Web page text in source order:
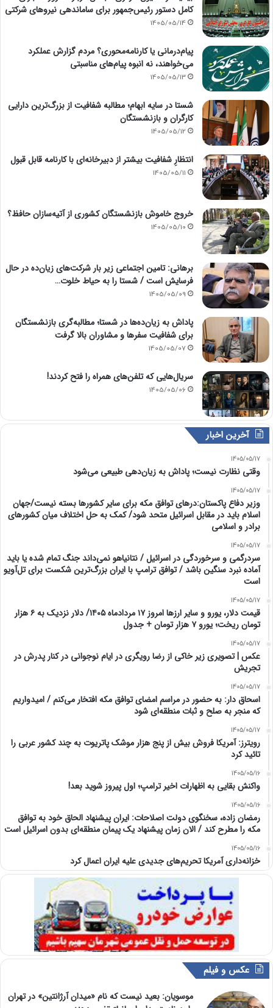
کامل دستور رئیس‌جمهور برای ساماندهی نیروهای شرکتی
1405/05/14
پیام‌درمانی یا کارنامه‌محوری؟ مردم گزارش عملکرد
می‌خواهند، نه انبوه پیام‌های مناسبتی
1405/05/13
شستا در سایه ابهام؛ مطالبه شفافیت از بزرگ‌ترین دارایی
کارگران و بازنشستگان
1405/05/12
انتظارِ شفافیت بیشتر از دبیرخانه‌ای با کارنامه قابل قبول
1405/05/11
خروج خاموش بازنشستگان کشوری از آتیه‌سازان حافظ؟
1405/05/10
برهانی: تامین اجتماعی زیر بار شرکت‌های زیان‌ده در حال
فرسایش است / شستا را به حیاط خلوت…
1405/05/09
پاداش به زیان‌ده‌ها در شستا؛ مطالبه‌گری بازنشستگان
برای شفافیت سفرها و مشاوران بالا گرفت
1405/05/07
سریال‌هایی که تلفن‌های همراه را فتح کردند!
1405/05/06
آخرین اخبار
1405/05/17
وقتی نظارت نیست؛ پاداش به زیان‌دهی طبیعی می‌شود
1405/05/17
وزیر دفاع پاکستان:درهای توافق مکه برای سایر کشورها بسته نیست/جهان
اسلام باید در مقابل اسرائیل متحد شود/ کمک به حل اختلاف میان کشورهای
برادر و اسلامی
1405/05/17
سردرگمی و سرخوردگی در اسرائیل / نتانیاهو نمی‌داند جنگ تمام شده یا باید
آماده نبرد سنگین باشد / توافق ترامپ با ایران بزرگ‌ترین شکست برای تل‌آویو
است
1405/05/17
قیمت دلار، یورو و سایر ارزها امروز ۱۷ مردادماه ۱۴۰۵/ دلار نزدیک به ۶ هزار
تومان ریخت؛ یورو ۷ هزار تومان + جدول
1405/05/17
عکس | تصویری زیر خاکی از رضا رویگری در ایام نوجوانی در کنار پدرش در
تجریش
1405/05/17
اسحاق‌ دار: به حضور در مراسم امضای توافق مکه افتخار می‌کنم / امیدواریم
که منجر به صلح و ثبات منطقه‌ای شود
1405/05/17
رویترز: آمریکا فروش بیش از پنج هزار موشک پاتریوت به چند کشور عربی را
تائید کرد
1405/05/16
واکنش بقایی به اظهارات اخیر ترامپ؛ اول پیروز شوید بعد!
1405/05/16
رمضان زاده، سخنگوی دولت اصلاحات: ایران پیشنهاد الحاق خود به توافق
مکه را مطرح کند / الان زمان پیشنهاد یک پیمان منطقه‌ای بدون اسرائیل است
1405/05/16
خزانه‌داری آمریکا تحریم‌های جدیدی علیه ایران اعمال کرد
عکس و فیلم
موسویان: بعید نیست که نام «میدان آرژانتین» در تهران